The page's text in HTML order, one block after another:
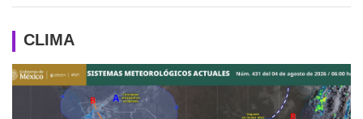
CLIMA